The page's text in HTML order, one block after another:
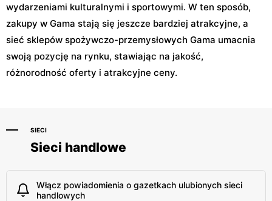
wydarzeniami kulturalnymi i sportowymi. W ten sposób,
zakupy w Gama stają się jeszcze bardziej atrakcyjne, a
sieć sklepów spożywczo-przemysłowych Gama umacnia
swoją pozycję na rynku, stawiając na jakość,
różnorodność oferty i atrakcyjne ceny.
SIECI
Sieci handlowe
Włącz powiadomienia o gazetkach ulubionych sieci
handlowych